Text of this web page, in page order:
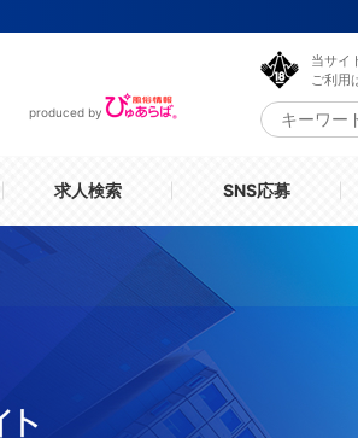
produced by
当サイ
ご利用
求人検索 SNS応募